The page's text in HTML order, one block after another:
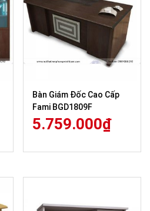
Bàn Giám Đốc Cao Cấp
Fami BGD1809F
5.759.000₫